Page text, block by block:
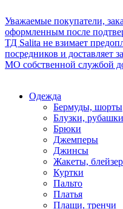
Уважаемые покупатели,
оформленным после
ТД Salita не взимает
посредников и доставляет
МО собственной службой
Одежда
Бермуды, шорты
Блузки, рубашки
Брюки
Джемперы
Джинсы
Жакеты,
Куртки
Пальто
Платья
Плащи, тренчи